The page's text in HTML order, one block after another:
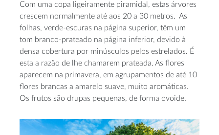
Com uma copa ligeiramente piramidal, estas árvores
crescem normalmente até aos 20 a 30 metros. As
folhas, verde-escuras na página superior, têm um
tom branco-prateado na página inferior, devido à
densa cobertura por minúsculos pelos estrelados. É
esta a razão de lhe chamarem prateada. As flores
aparecem na primavera, em agrupamentos de até 10
flores brancas a amarelo suave, muito aromáticas.
Os frutos são drupas pequenas, de forma ovoide.